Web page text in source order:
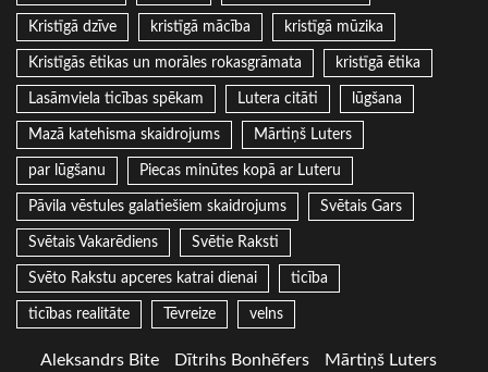
Kristīgā dzīve kristīgā mācība kristīgā mūzika
Kristīgās ētikas un morāles rokasgrāmata kristīgā ētika
Lasāmviela ticības spēkam Lutera citāti lūgšana
Mazā katehisma skaidrojums Mārtiņš Luters
par lūgšanu Piecas minūtes kopā ar Luteru
Pāvila vēstules galatiešiem skaidrojums Svētais Gars
Svētais Vakarēdiens Svētie Raksti
Svēto Rakstu apceres katrai dienai ticība
ticības realitāte Tēvreize velns
Aleksandrs Bite Dītrihs Bonhēfers
Mārtiņš Luters